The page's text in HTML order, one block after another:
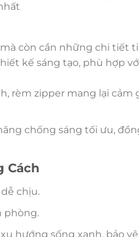
còn cần những chi tiết
kế sáng tạo, phù hợp
rèm zipper mang lại cảm
chống sáng tối ưu,
Cách
chịu.
phòng.
hướng sống xanh, bảo